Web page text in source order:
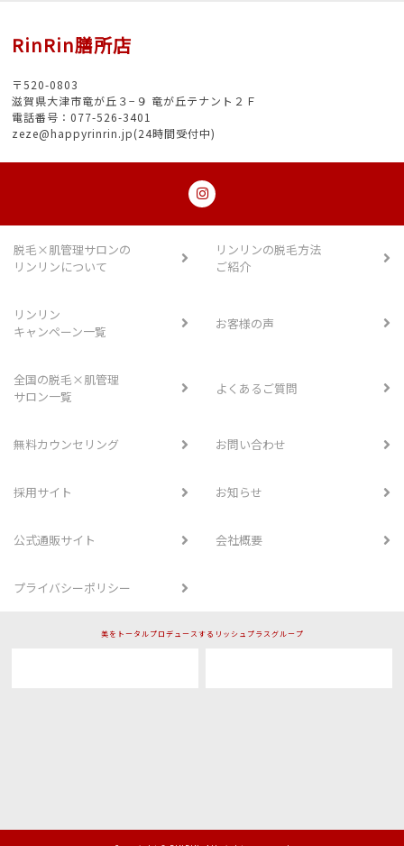
RinRin膳所店
〒520-0803
滋賀県大津市竜が丘３−９ 竜が丘テナント２Ｆ
電話番号：077-526-3401
zeze@happyrinrin.jp(24時間受付中)
脱毛×肌管理サロンの
リンリンについて
リンリンの脱毛方法
ご紹介
リンリン
キャンペーン一覧
お客様の声
全国の脱毛×肌管理
サロン一覧
よくあるご質問
無料カウンセリング お問い合わせ
採用サイト お知らせ
公式通販サイト 会社概要
プライバシーポリシー
美をトータルプロデュースするリッシュプラスグループ